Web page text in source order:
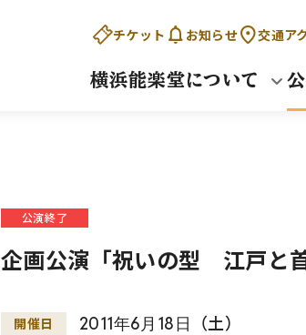
チケット お知らせ 交通ア
横浜能楽堂について
公演終了
企画公演「祝いの型 江戸と首
開催日 2011年6月 18日 （土）